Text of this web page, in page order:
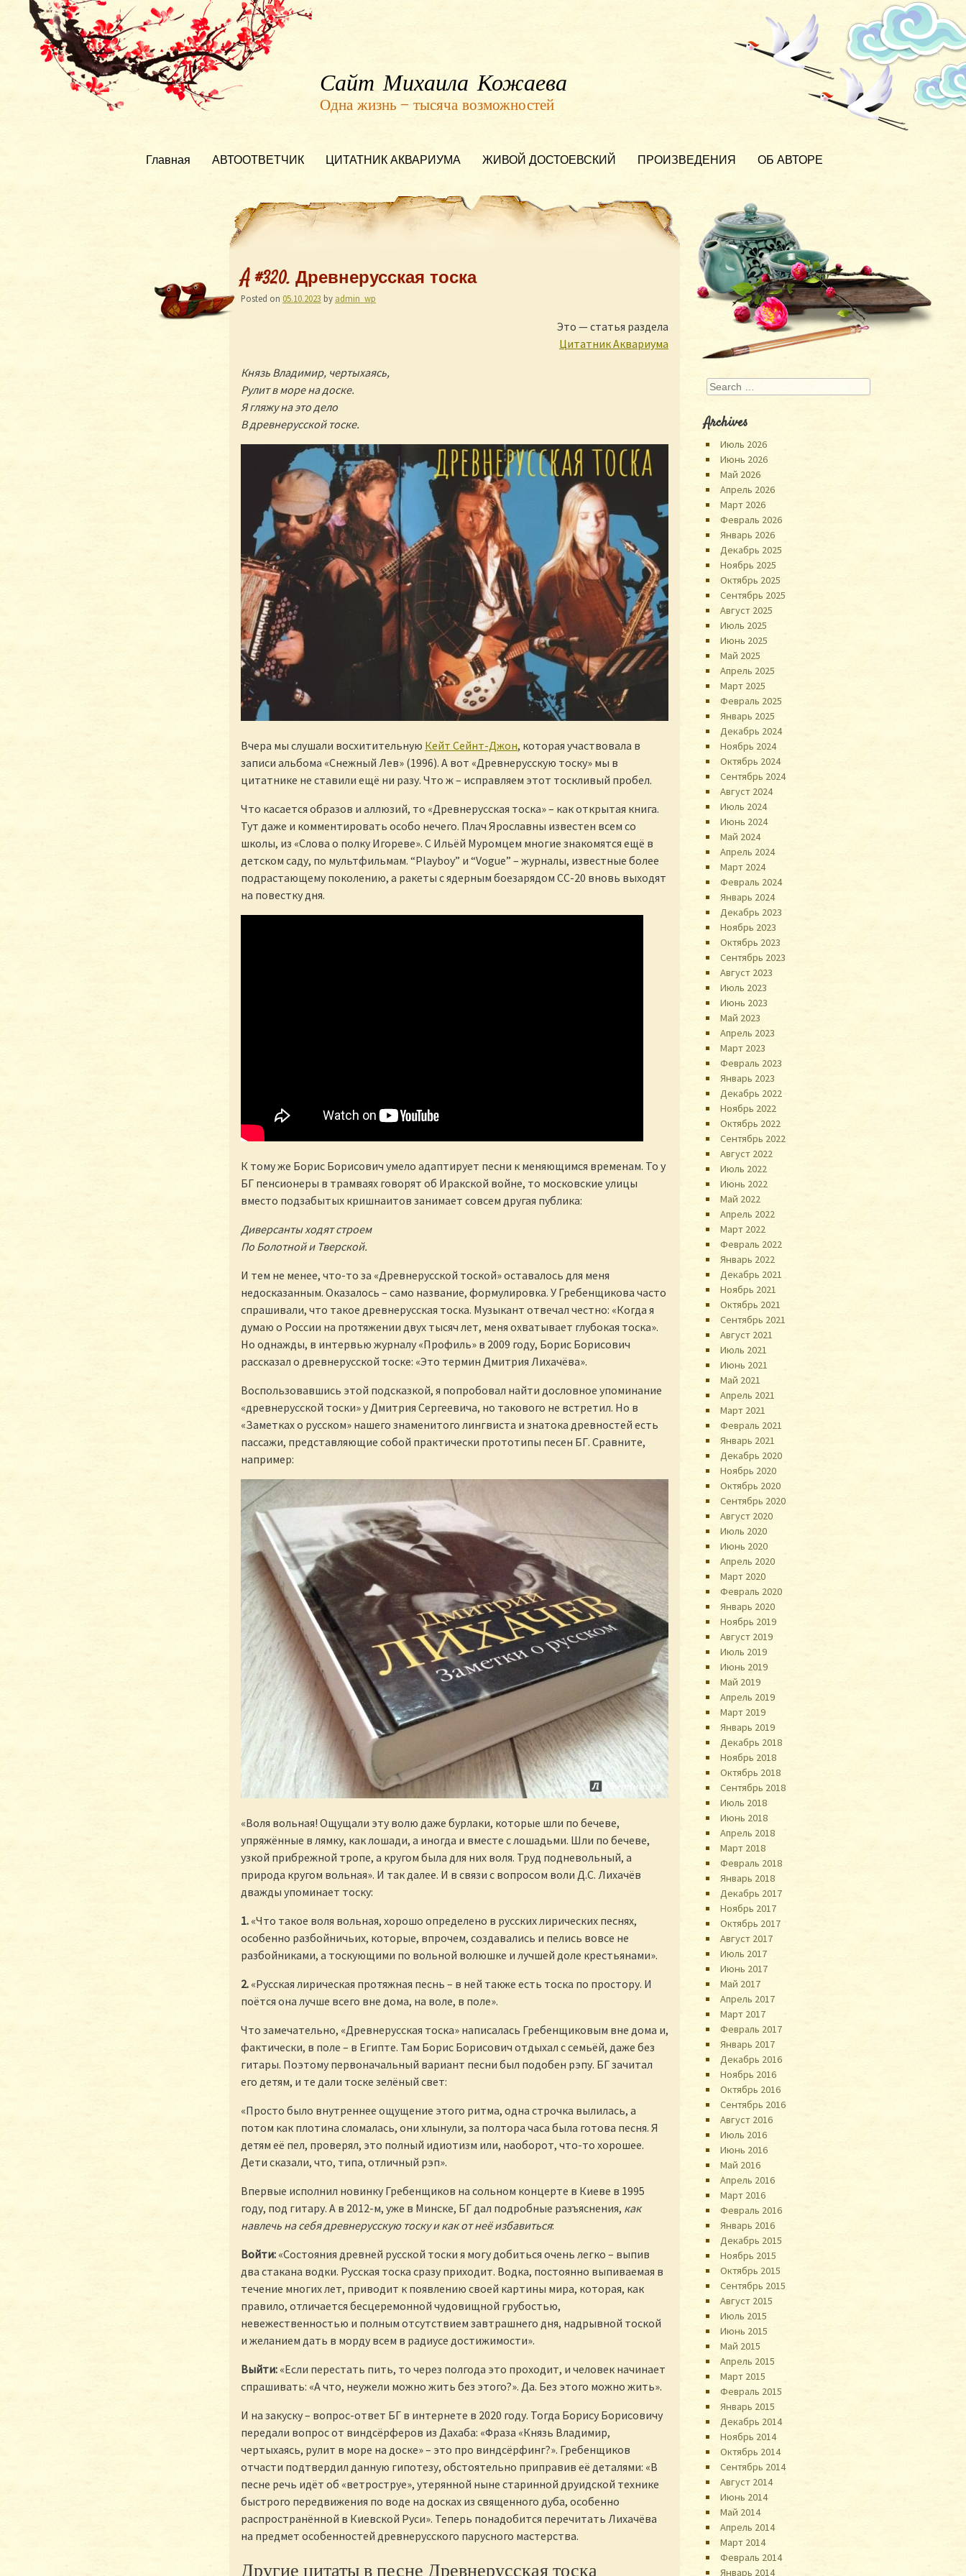
Сайт Михаила Кожаева
Одна жизнь — тысяча возможностей
Главная АВТООТВЕТЧИК ЦИТАТНИК АКВАРИУМА ЖИВОЙ ДОСТОЕВСКИЙ ПРОИЗВЕДЕНИЯ ОБ АВТОРЕ
Å #320. Древнерусская тоска
Posted on 05.10.2023 by admin_wp
Это — статья раздела
Цитатник Аквариума
Князь Владимир, чертыхаясь,
Рулит в море на доске.
Я гляжу на это дело
В древнерусской тоске.
Вчера мы слушали восхитительную Кейт Сейнт-Джон, которая участвовала в
записи альбома «Снежный Лев» (1996). А вот «Древнерусскую тоску» мы в
цитатнике не ставили ещё ни разу. Что ж – исправляем этот тоскливый пробел.
Что касается образов и аллюзий, то «Древнерусская тоска» – как открытая книга.
Тут даже и комментировать особо нечего. Плач Ярославны известен всем со
школы, из «Слова о полку Игореве». С Ильёй Муромцем многие знакомятся ещё в
детском саду, по мультфильмам. “Playboy” и “Vogue” – журналы, известные более
подрастающему поколению, а ракеты с ядерным боезарядом СС-20 вновь выходят
на повестку дня.
К тому же Борис Борисович умело адаптирует песни к меняющимся временам. То у
БГ пенсионеры в трамваях говорят об Иракской войне, то московские улицы
вместо подзабытых кришнаитов занимает совсем другая публика:
Диверсанты ходят строем
По Болотной и Тверской.
И тем не менее, что-то за «Древнерусской тоской» оставалось для меня
недосказанным. Оказалось – само название, формулировка. У Гребенщикова часто
спрашивали, что такое древнерусская тоска. Музыкант отвечал честно: «Когда я
думаю о России на протяжении двух тысяч лет, меня охватывает глубокая тоска».
Но однажды, в интервью журналу «Профиль» в 2009 году, Борис Борисович
рассказал о древнерусской тоске: «Это термин Дмитрия Лихачёва».
Воспользовавшись этой подсказкой, я попробовал найти дословное упоминание
«древнерусской тоски» у Дмитрия Сергеевича, но такового не встретил. Но в
«Заметках о русском» нашего знаменитого лингвиста и знатока древностей есть
пассажи, представляющие собой практически прототипы песен БГ. Сравните,
например:
«Воля вольная! Ощущали эту волю даже бурлаки, которые шли по бечеве,
упряжённые в лямку, как лошади, а иногда и вместе с лошадьми. Шли по бечеве,
узкой прибрежной тропе, а кругом была для них воля. Труд подневольный, а
природа кругом вольная». И так далее. И в связи с вопросом воли Д.С. Лихачёв
дважды упоминает тоску:
1. «Что такое воля вольная, хорошо определено в русских лирических песнях,
особенно разбойничьих, которые, впрочем, создавались и пелись вовсе не
разбойниками, а тоскующими по вольной волюшке и лучшей доле крестьянами».
2. «Русская лирическая протяжная песнь – в ней также есть тоска по простору. И
поётся она лучше всего вне дома, на воле, в поле».
Что замечательно, «Древнерусская тоска» написалась Гребенщиковым вне дома и,
фактически, в поле – в Египте. Там Борис Борисович отдыхал с семьёй, даже без
гитары. Поэтому первоначальный вариант песни был подобен рэпу. БГ зачитал
его детям, и те дали тоске зелёный свет:
«Просто было внутреннее ощущение этого ритма, одна строчка вылилась, а
потом как плотина сломалась, они хлынули, за полтора часа была готова песня. Я
детям её пел, проверял, это полный идиотизм или, наоборот, что-то хорошее.
Дети сказали, что, типа, отличный рэп».
Впервые исполнил новинку Гребенщиков на сольном концерте в Киеве в 1995
году, под гитару. А в 2012-м, уже в Минске, БГ дал подробные разъяснения, как
навлечь на себя древнерусскую тоску и как от неё избавиться:
Войти: «Состояния древней русской тоски я могу добиться очень легко – выпив
два стакана водки. Русская тоска сразу приходит. Водка, постоянно выпиваемая в
течение многих лет, приводит к появлению своей картины мира, которая, как
правило, отличается бесцеремонной чудовищной грубостью,
невежественностью и полным отсутствием завтрашнего дня, надрывной тоской
и желанием дать в морду всем в радиусе достижимости».
Выйти: «Если перестать пить, то через полгода это проходит, и человек начинает
спрашивать: «А что, неужели можно жить без этого?». Да. Без этого можно жить».
И на закуску – вопрос-ответ БГ в интернете в 2020 году. Тогда Борису Борисовичу
передали вопрос от виндсёрферов из Дахаба: «Фраза «Князь Владимир,
чертыхаясь, рулит в море на доске» – это про виндсёрфинг?». Гребенщиков
отчасти подтвердил данную гипотезу, обстоятельно приправив её деталями: «В
песне речь идёт об «ветроструе», утерянной ныне старинной друидской технике
быстрого передвижения по воде на досках из священного дуба, особенно
распространённой в Киевской Руси». Теперь понадобится перечитать Лихачёва
на предмет особенностей древнерусского парусного мастерства.
Другие цитаты в песне Древнерусская тоска
Search
Archives
Июль 2026
Июнь 2026
Май 2026
Апрель 2026
Март 2026
Февраль 2026
Январь 2026
Декабрь 2025
Ноябрь 2025
Октябрь 2025
Сентябрь 2025
Август 2025
Июль 2025
Июнь 2025
Май 2025
Апрель 2025
Март 2025
Февраль 2025
Январь 2025
Декабрь 2024
Ноябрь 2024
Октябрь 2024
Сентябрь 2024
Август 2024
Июль 2024
Июнь 2024
Май 2024
Апрель 2024
Март 2024
Февраль 2024
Январь 2024
Декабрь 2023
Ноябрь 2023
Октябрь 2023
Сентябрь 2023
Август 2023
Июль 2023
Июнь 2023
Май 2023
Апрель 2023
Март 2023
Февраль 2023
Январь 2023
Декабрь 2022
Ноябрь 2022
Октябрь 2022
Сентябрь 2022
Август 2022
Июль 2022
Июнь 2022
Май 2022
Апрель 2022
Март 2022
Февраль 2022
Январь 2022
Декабрь 2021
Ноябрь 2021
Октябрь 2021
Сентябрь 2021
Август 2021
Июль 2021
Июнь 2021
Май 2021
Апрель 2021
Март 2021
Февраль 2021
Январь 2021
Декабрь 2020
Ноябрь 2020
Октябрь 2020
Сентябрь 2020
Август 2020
Июль 2020
Июнь 2020
Апрель 2020
Март 2020
Февраль 2020
Январь 2020
Ноябрь 2019
Август 2019
Июль 2019
Июнь 2019
Май 2019
Апрель 2019
Март 2019
Январь 2019
Декабрь 2018
Ноябрь 2018
Октябрь 2018
Сентябрь 2018
Июль 2018
Июнь 2018
Апрель 2018
Март 2018
Февраль 2018
Январь 2018
Декабрь 2017
Ноябрь 2017
Октябрь 2017
Август 2017
Июль 2017
Июнь 2017
Май 2017
Апрель 2017
Март 2017
Февраль 2017
Январь 2017
Декабрь 2016
Ноябрь 2016
Октябрь 2016
Сентябрь 2016
Август 2016
Июль 2016
Июнь 2016
Май 2016
Апрель 2016
Март 2016
Февраль 2016
Январь 2016
Декабрь 2015
Ноябрь 2015
Октябрь 2015
Сентябрь 2015
Август 2015
Июль 2015
Июнь 2015
Май 2015
Апрель 2015
Март 2015
Февраль 2015
Январь 2015
Декабрь 2014
Ноябрь 2014
Октябрь 2014
Сентябрь 2014
Август 2014
Июнь 2014
Май 2014
Апрель 2014
Март 2014
Февраль 2014
Январь 2014